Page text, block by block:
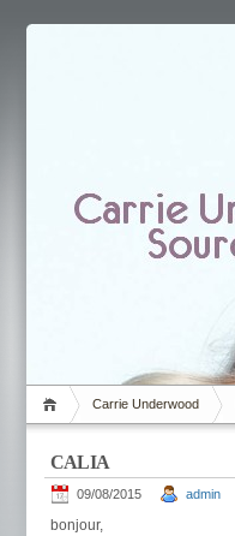
Carrie Underwood
CALIA
09/08/2015 admin
bonjour,